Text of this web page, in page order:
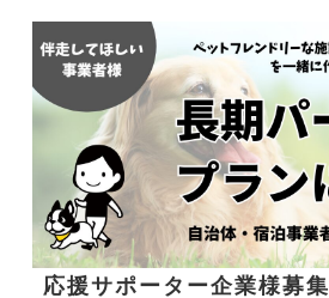
応援サポーター企業様募集